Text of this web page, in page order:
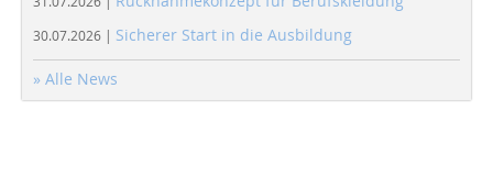
30.07.2026 | Sicherer Start in die Ausbildung
» Alle News